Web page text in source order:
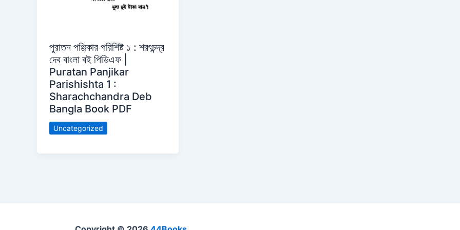
পুরাতন পঞ্জিকার পরিশিষ্ট ১ : শরৎচন্দ্র
দেব বাংলা বই পিডিএফ |
Puratan Panjikar
Parishishta 1 :
Sharachchandra Deb
Bangla Book PDF
Uncategorized